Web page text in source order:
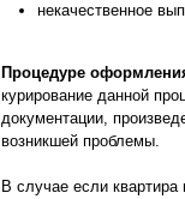
некачественное
Процедуре
курирование данной
документации,
возникшей проблемы.
В случае если